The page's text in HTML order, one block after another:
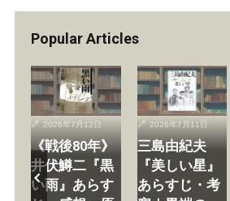
Popular Articles
2026年7月12日
《戦後80年》
井伏鱒二『黒
い雨』あらす
2026年7月11日
三島由紀夫
『美しい星』
あらすじ・考